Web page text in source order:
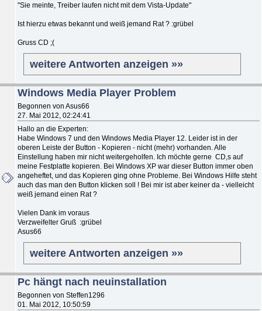
"Sie meinte, Treiber laufen nicht mit dem Vista-Update"
Ist hierzu etwas bekannt und weiß jemand Rat ? :grübel
Gruss CD ;(
weitere Antworten anzeigen »»
Windows Media Player Problem
Begonnen von Asus66
27. Mai 2012, 02:24:41
Hallo an die Experten:
Habe Windows 7 und den Windows Media Player 12. Leider ist in der
oberen Leiste der Button - Kopieren - nicht (mehr) vorhanden. Alle
Einstellung haben mir nicht weitergeholfen. Ich möchte gerne CD,s auf
meine Festplatte kopieren. Bei Windows XP war dieser Button immer oben
angeheftet, und das Kopieren ging ohne Probleme. Bei Windows Hilfe steht
auch das man den Button klicken soll ! Bei mir ist aber keiner da - vielleicht
weiß jemand einen Rat ?
Vielen Dank im voraus
Verzweifelter Gruß :grübel
Asus66
weitere Antworten anzeigen »»
Pc hängt nach neuinstallation
Begonnen von Steffen1296
01. Mai 2012, 10:50:59